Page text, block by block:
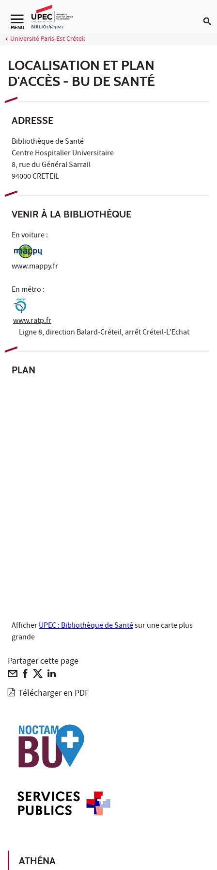
Aller au contenu
Navigation secondaire
MENU
Université Paris-Est Créteil
LOCALISATION ET PLAN
D'ACCÈS - BU DE SANTÉ
ADRESSE
Bibliothèque de Santé
Centre Hospitalier Universitaire
8, rue du Général Sarrail
94000 CRETEIL
VENIR À LA BIBLIOTHÈQUE
En voiture :
www.mappy.fr
En métro :
www.ratp.fr
Ligne 8, direction Balard-Créteil, arrêt Créteil-L'Echat
PLAN
AfficherUPEC : Bibliothèque de Santésur une carte plus
grande
Partager cette page
Télécharger en PDF
ATHÉNA